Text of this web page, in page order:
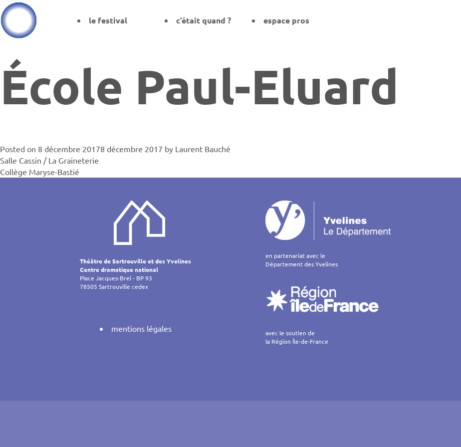
le festival c’était quand ? espace pros
École Paul-Eluard
Posted on 8 décembre 20178 décembre 2017 by Laurent Bauché
Navigation
l’article
Salle Cassin / La Graineterie
Collège Maryse-Bastié
Théâtre de Sartrouville et des Yvelines
Centre dramatique national
Place Jacques-Brel - BP 93
78505 Sartrouville cedex
mentions légales
en partenariat avec le
Département des Yvelines
avec le soutien de
la Région Île-de-France